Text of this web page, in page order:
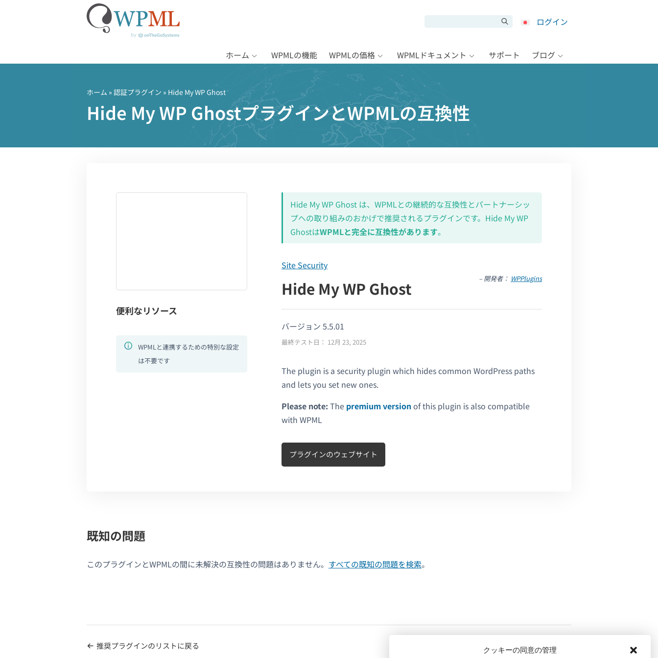
クッキーの同意の管理
キ
ログイン
ホーム WPMLの機能 WPMLの価格 WPMLドキュメント サポート ブログ
ホーム » 認証プラグイン » Hide My WP Ghost
Hide My WP GhostプラグインとWPMLの互換性
便利なリソース
WPMLと連携するための特別な設定
は不要です
Hide My WP Ghost は、WPMLとの継続的な互換性とパートナーシッ
プへの取り組みのおかげで推奨されるプラグインです。Hide My WP
GhostはWPMLと完全に互換性があります。
Site Security
Hide My WP Ghost – 開発者： WPPlugins
バージョン 5.5.01
最終テスト日： 12月 23, 2025
The plugin is a security plugin which hides common WordPress paths
and lets you set new ones.
Please note: The premium versionof this plugin is also compatible
with WPML
プラグインのウェブサイト
既知の問題
このプラグインとWPMLの間に未解決の互換性の問題はありません。 すべての既知の問題を検索。
推奨プラグインのリストに戻る